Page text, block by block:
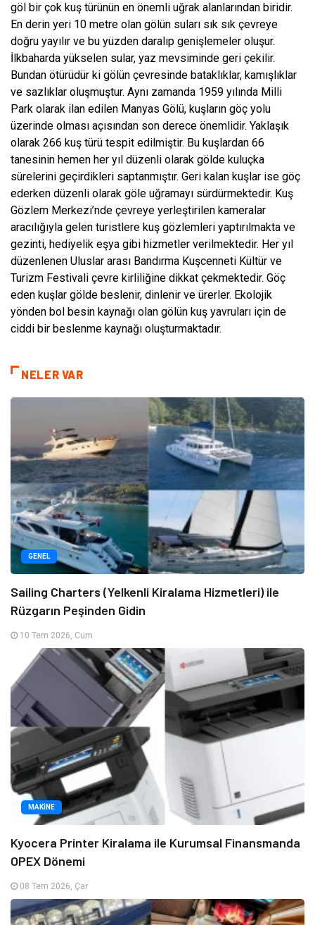
göl bir çok kuş türünün en önemli uğrak alanlarından biridir.
En derin yeri 10 metre olan gölün suları sık sık çevreye
doğru yayılır ve bu yüzden daralıp genişlemeler oluşur.
İlkbaharda yükselen sular, yaz mevsiminde geri çekilir.
Bundan ötürüdür ki gölün çevresinde bataklıklar, kamışlıklar
ve sazlıklar oluşmuştur. Aynı zamanda 1959 yılında Milli
Park olarak ilan edilen Manyas Gölü, kuşların göç yolu
üzerinde olması açısından son derece önemlidir. Yaklaşık
olarak 266 kuş türü tespit edilmiştir. Bu kuşlardan 66
tanesinin hemen her yıl düzenli olarak gölde kuluçka
sürelerini geçirdikleri saptanmıştır. Geri kalan kuşlar ise göç
ederken düzenli olarak göle uğramayı sürdürmektedir. Kuş
Gözlem Merkezi’nde çevreye yerleştirilen kameralar
aracılığıyla gelen turistlere kuş gözlemleri yaptırılmakta ve
gezinti, hediyelik eşya gibi hizmetler verilmektedir. Her yıl
düzenlenen Uluslar arası Bandırma Kuşcenneti Kültür ve
Turizm Festivali çevre kirliliğine dikkat çekmektedir. Göç
eden kuşlar gölde beslenir, dinlenir ve ürerler. Ekolojik
yönden bol besin kaynağı olan gölün kuş yavruları için de
ciddi bir beslenme kaynağı oluşturmaktadır.
NELER VAR
GENEL
Sailing Charters (Yelkenli Kiralama Hizmetleri) ile
Rüzgarın Peşinden Gidin
10 Tem 2026, Cum
MAKINE
Kyocera Printer Kiralama ile Kurumsal Finansmanda
OPEX Dönemi
08 Tem 2026, Çar